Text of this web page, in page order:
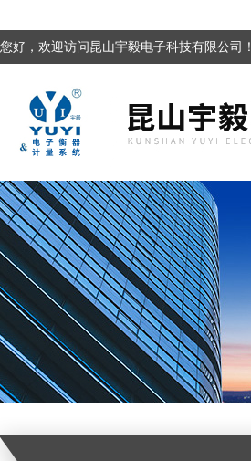
您好，欢迎访问昆山宇毅电子科技有限公司！